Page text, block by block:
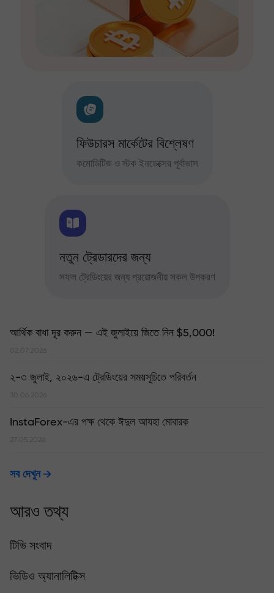
ফিউচারস মার্কেটের বিশ্লেষণ
কমোডিটিজ ও স্টক ইনডেক্সের পূর্বাভাস
নতুন ট্রেডারদের জন্য
সফল ট্রেডিংয়ের জন্য প্রয়োজনীয় সকল উপকরণ
আর্থিক বাধা দূর করুন — এই জুলাইয়ে জিতে নিন $5,000!
02.07.2026
২-৩ জুলাই, ২০২৬-এ ট্রেডিংয়ের সময়সূচিতে পরিবর্তন
30.06.2026
InstaForex-এর পক্ষ থেকে ঈদুল আযহা মোবারক
27.05.2026
সব দেখুন
আরও তথ্য
টিভি সংবাদ
ভিডিও অ্যানালিটিক্স